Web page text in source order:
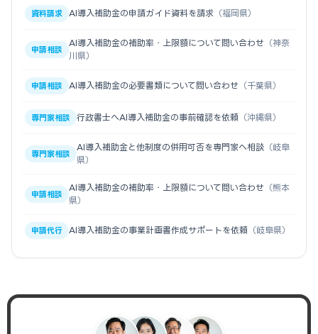
資料請求 AI導入補助金の申請ガイド資料を請求 （福岡県）
申請相談
AI導入補助金の補助率・上限額について問い合わせ （神奈
川県）
申請相談 AI導入補助金の必要書類について問い合わせ （千葉県）
専門家相談 行政書士へAI導入補助金の事前確認を依頼 （沖縄県）
専門家相談
AI導入補助金と他制度の併用可否を専門家へ相談 （岐阜
県）
申請相談
AI導入補助金の補助率・上限額について問い合わせ （熊本
県）
申請代行 AI導入補助金の事業計画書作成サポートを依頼 （岐阜県）